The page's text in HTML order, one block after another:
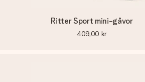
Ritter Sport mini-gåvor
409,00 kr